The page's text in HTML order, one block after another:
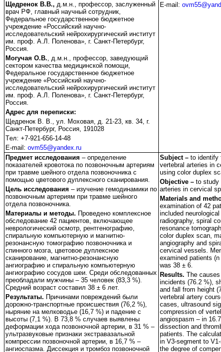
Щедренок В.В., д.м.н., профессор, заслуженный
врач РФ, главный научный сотрудник,
Федеральное государственное бюджетное
учреждение «Российский научно-
исследовательский нейрохирургический институт
им. проф. А.Л. Поленова», г. Санкт-Петербург,
Россия.
Могучая О.В., д.м.н., профессор, заведующий
сектором качества медицинской помощи,
Федеральное государственное бюджетное
учреждение «Российский научно-
исследовательский нейрохирургический институт
им. проф. А.Л. Поленова», г. Санкт-Петербург,
Россия.
Адрес для переписки:
Щедренок В. В., ул. Моховая, д. 21-23, кв. 34, г.
Санкт-Петербург, Россия, 191028
Tел: +7-921-656-14-48
E-mail:ovm55@yandex.ru
E-mail:
Предмет исследования – определение
показателей кровотока по позвоночным артериям
при травме шейного отдела позвоночника с
помощью цветового дуплексного сканирования.
Цель исследования – изучение гемодинамики по
позвоночным артериям при травме шейного
отдела позвоночника.
Материалы и методы. Проведено комплексное
обследование 42 пациентов, включающее
неврологический осмотр, рентгенографию,
спиральную компьютерную и магнитно-
резонансную томографию позвоночника и
спинного мозга, цветовое дуплексное
сканирование, магнитно-резонансную
ангиографию и спиральную компьютерную
ангиографию сосудов шеи. Среди обследованных
преобладали мужчины – 35 человек (83,3 %).
Средний возраст составил 38 ± 6 лет.
Результаты. Причинами повреждений были
дорожно-транспортные происшествия (76,2 %),
ныряние на мелководье (16,7 %) и падение с
высоты (7,1 %). В 73,8 % случаев выявлены
деформации хода позвоночной артерии, в 31 % –
ультразвуковые признаки экстравазальной
компрессии позвоночной артерии, в 16,7 % –
ангиоспазма. Диссекция и тромбоз позвоночной
Subject – to identify
vertebral arteries in
using color duplex
Objective – to study
arteries in cervical
Materials and
examination of 42
included
radiography, spiral
resonance
color duplex scan,
angiography and
cervical vessels.
examined patients
was 38 ± 6.
Results. The
incidents (76.2 %),
and fall from height
vertebral artery
cases, ultrasound
compression of
angiospasm – in
dissection and
patients. The
in V3-segment to
the degree of